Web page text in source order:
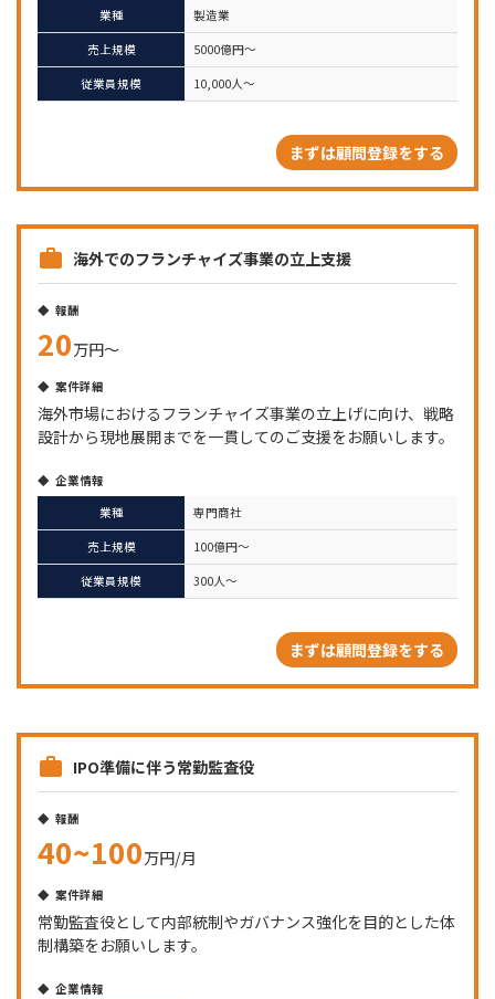
業種 製造業
売上規模 5000億円～
従業員規模 10,000人～
まずは顧問登録をする
海外でのフランチャイズ事業の立上支援
報酬
20万円〜
案件詳細
海外市場におけるフランチャイズ事業の立上げに向け、戦略
設計から現地展開までを一貫してのご支援をお願いします。
企業情報
業種
専門商社
売上規模 100億円～
従業員規模 300人～
まずは顧問登録をする
IPO準備に伴う常勤監査役
報酬
40~100万円/月
案件詳細
常勤監査役として内部統制やガバナンス強化を目的とした体
制構築をお願いします。
企業情報